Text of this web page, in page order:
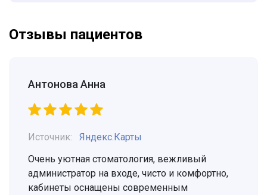
Отзывы пациентов
Антонова Анна
Источник:
Яндекс.Карты
Очень уютная стоматология, вежливый
администратор на входе, чисто и комфортно,
кабинеты оснащены современным